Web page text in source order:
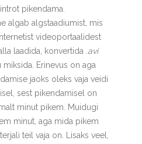
pikendama.
algab algstaadiumist, mis
videoportaalidest
laadida, konvertida .avi
Erinevus on aga
jaoks oleks vaja veidi
sest pikendamisel on
minut pikem. Muidugi
minut, aga mida pikem
teil vaja on. Lisaks veel,